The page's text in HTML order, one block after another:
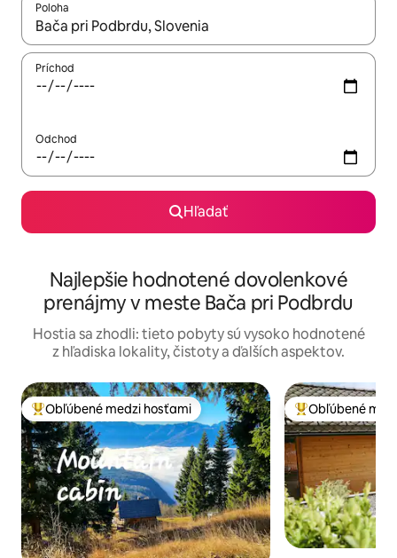
Poloha
Keď budú výsledky k dispozícii, môžete si ich prechádzať
Príchod
Odchod
Hľadať
Najlepšie hodnotené dovolenkové
prenájmy v meste Bača pri Podbrdu
Hostia sa zhodli: tieto pobyty sú vysoko hodnotené
z hľadiska lokality, čistoty a ďalších aspektov.
Najobľúbenejšie medzi hosťami
Obľúbené medzi hosťami Najobľúbenejšie
Obľúbené